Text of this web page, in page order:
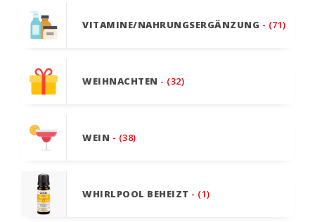
VITAMINE/NAHRUNGSERGÄNZUNG - (71)
WEIHNACHTEN - (32)
WEIN - (38)
WHIRLPOOL BEHEIZT - (1)